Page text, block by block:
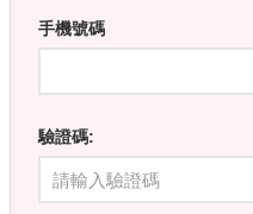
手機號碼
驗證碼: